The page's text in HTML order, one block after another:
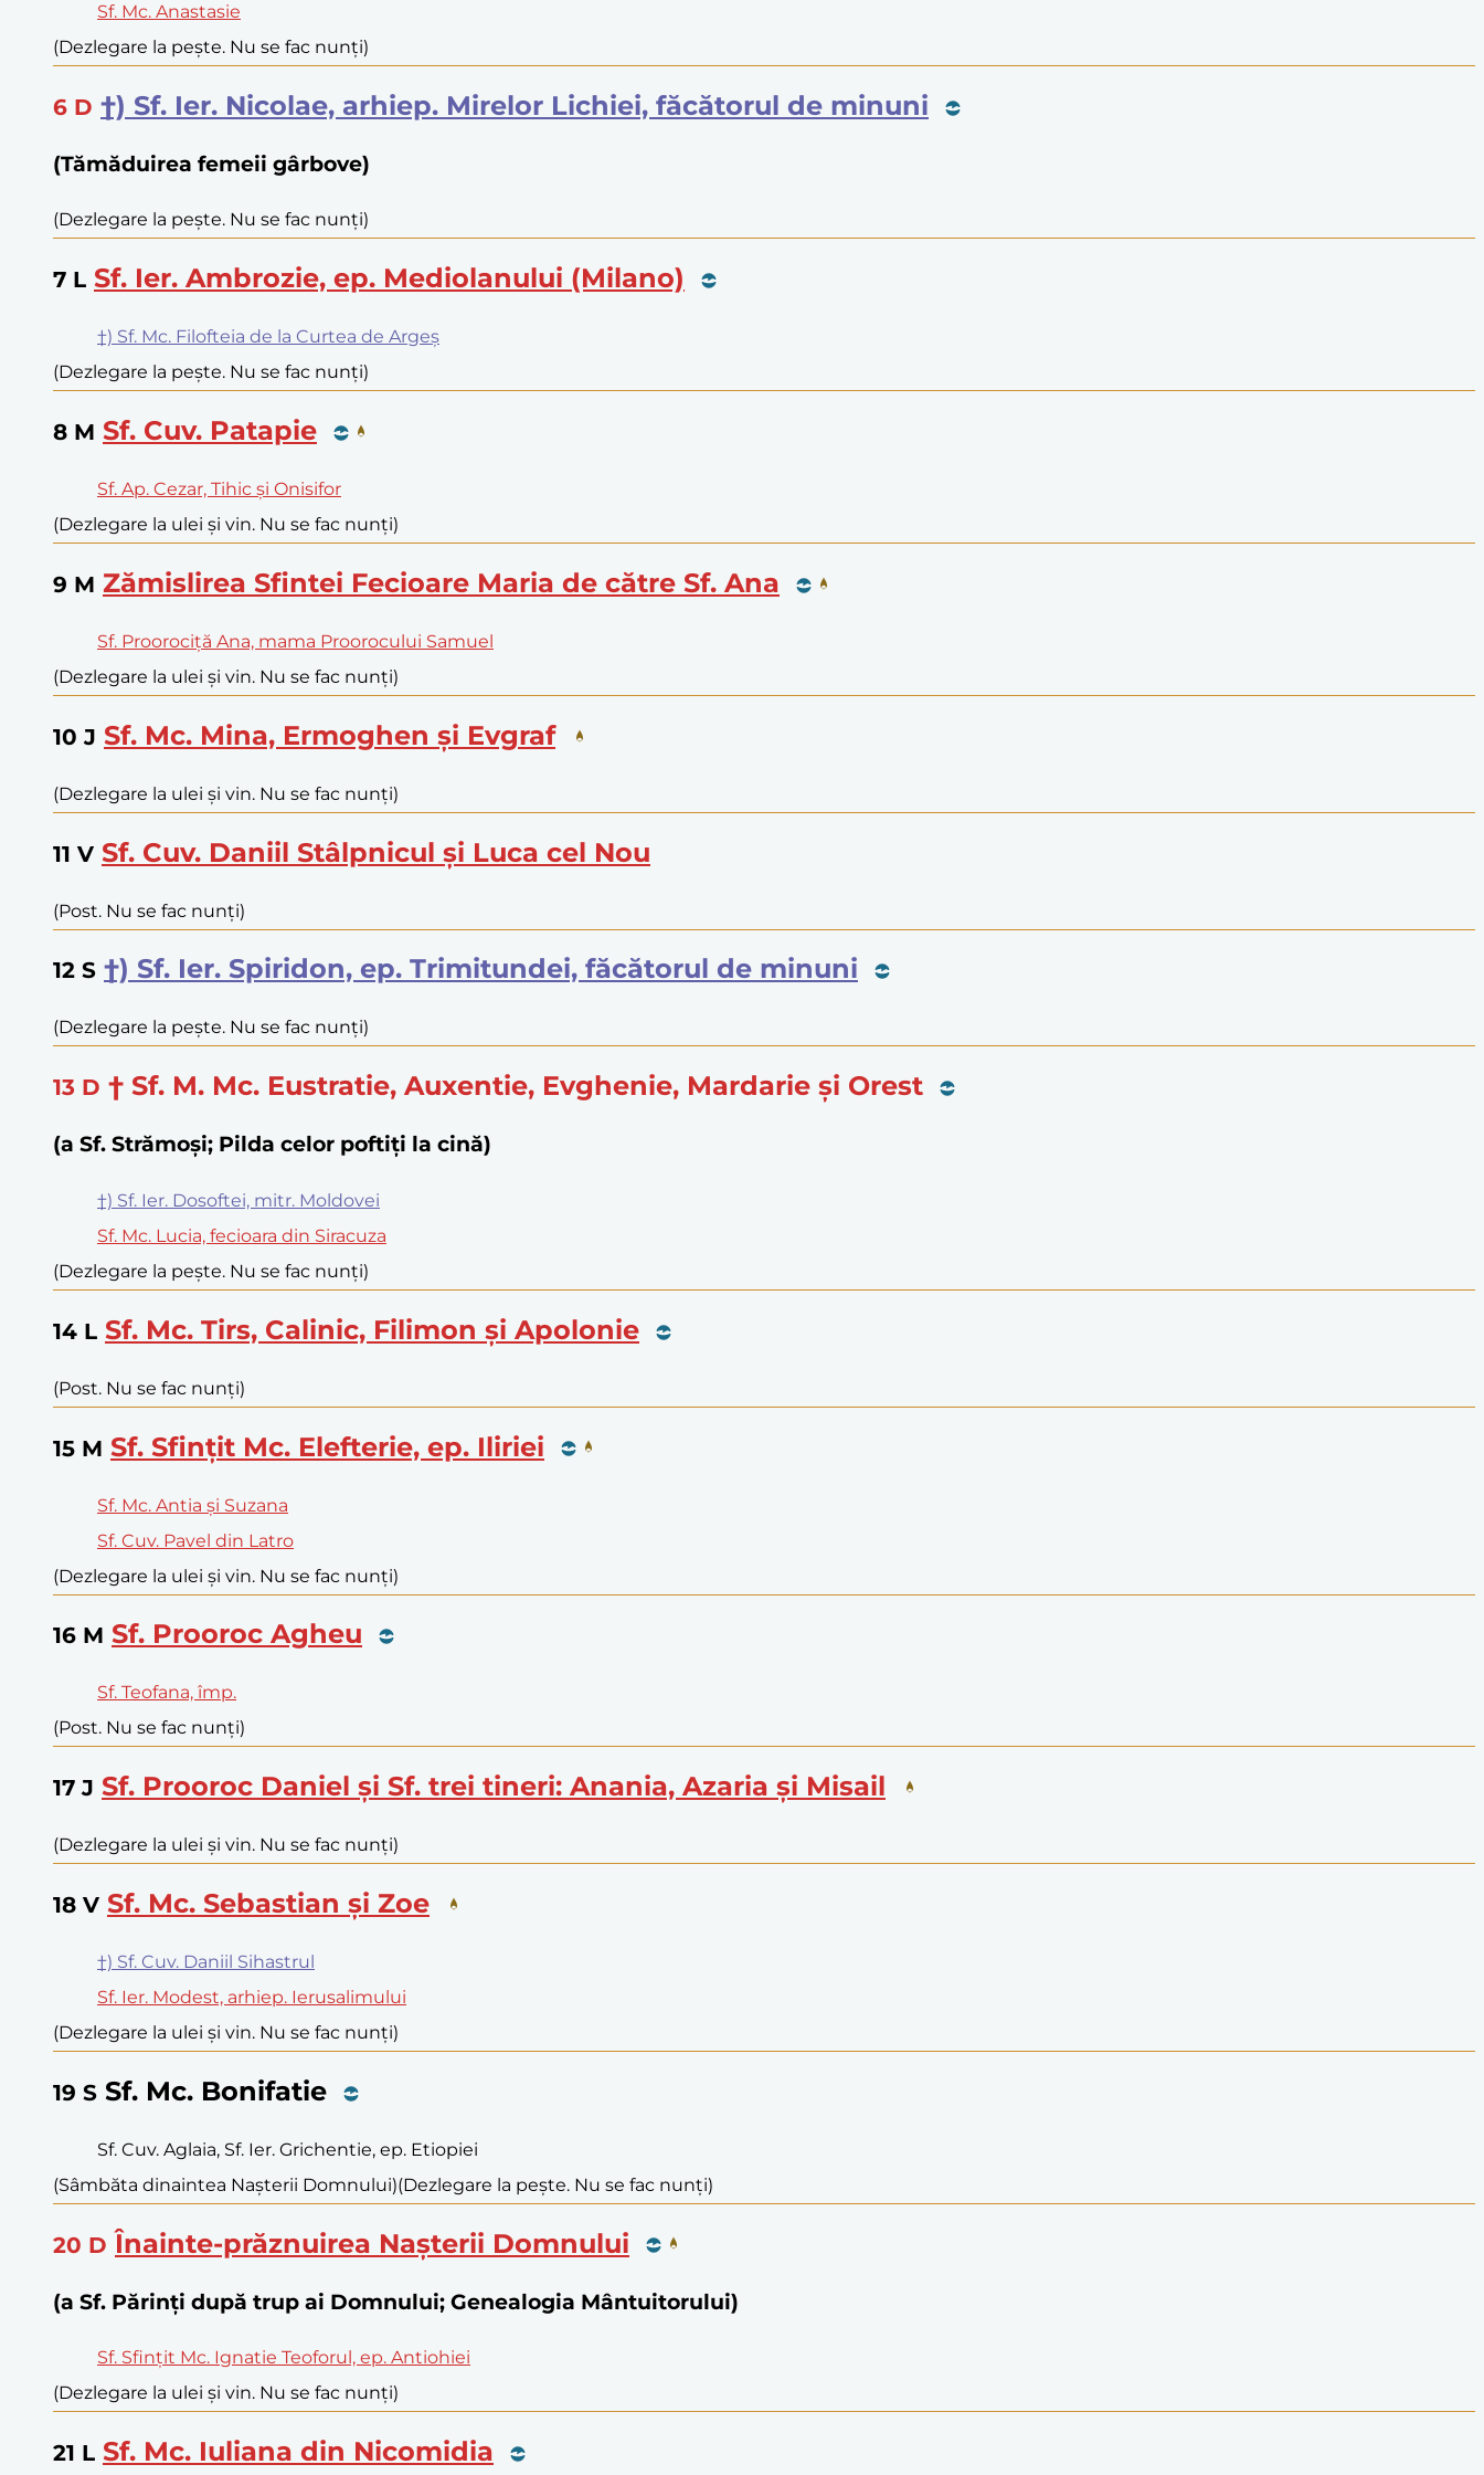
Sf. Mc. Anastasie
(Dezlegare la pește. Nu se fac nunți)
6 D †) Sf. Ier. Nicolae, arhiep. Mirelor Lichiei, făcătorul de minuni
(Tămăduirea femeii gârbove)
(Dezlegare la pește. Nu se fac nunți)
7 L Sf. Ier. Ambrozie, ep. Mediolanului (Milano)
†) Sf. Mc. Filofteia de la Curtea de Argeș
(Dezlegare la pește. Nu se fac nunți)
8 M Sf. Cuv. Patapie
Sf. Ap. Cezar, Tihic și Onisifor
(Dezlegare la ulei și vin. Nu se fac nunți)
9 M Zămislirea Sfintei Fecioare Maria de către Sf. Ana
Sf. Proorociță Ana, mama Proorocului Samuel
(Dezlegare la ulei și vin. Nu se fac nunți)
10 J Sf. Mc. Mina, Ermoghen și Evgraf
(Dezlegare la ulei și vin. Nu se fac nunți)
11 V Sf. Cuv. Daniil Stâlpnicul și Luca cel Nou
(Post. Nu se fac nunți)
12 S †) Sf. Ier. Spiridon, ep. Trimitundei, făcătorul de minuni
(Dezlegare la pește. Nu se fac nunți)
13 D † Sf. M. Mc. Eustratie, Auxentie, Evghenie, Mardarie și Orest
(a Sf. Strămoși; Pilda celor poftiți la cină)
†) Sf. Ier. Dosoftei, mitr. Moldovei
Sf. Mc. Lucia, fecioara din Siracuza
(Dezlegare la pește. Nu se fac nunți)
14 L Sf. Mc. Tirs, Calinic, Filimon și Apolonie
(Post. Nu se fac nunți)
15 M Sf. Sfințit Mc. Elefterie, ep. Iliriei
Sf. Mc. Antia și Suzana
Sf. Cuv. Pavel din Latro
(Dezlegare la ulei și vin. Nu se fac nunți)
16 M Sf. Prooroc Agheu
Sf. Teofana, împ.
(Post. Nu se fac nunți)
17 J Sf. Prooroc Daniel și Sf. trei tineri: Anania, Azaria și Misail
(Dezlegare la ulei și vin. Nu se fac nunți)
18 V Sf. Mc. Sebastian și Zoe
†) Sf. Cuv. Daniil Sihastrul
Sf. Ier. Modest, arhiep. Ierusalimului
(Dezlegare la ulei și vin. Nu se fac nunți)
19 S Sf. Mc. Bonifatie
Sf. Cuv. Aglaia, Sf. Ier. Grichentie, ep. Etiopiei
(Sâmbăta dinaintea Nașterii Domnului)(Dezlegare la pește. Nu se fac nunți)
20 D Înainte-prăznuirea Nașterii Domnului
(a Sf. Părinți după trup ai Domnului; Genealogia Mântuitorului)
Sf. Sfințit Mc. Ignatie Teoforul, ep. Antiohiei
(Dezlegare la ulei și vin. Nu se fac nunți)
21 L Sf. Mc. Iuliana din Nicomidia